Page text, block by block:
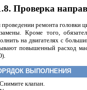
Проверка
ремонта головки
Кроме того,
на двигателях с
повышенный расход
ВЫПОЛНЕНИЯ
клапан.